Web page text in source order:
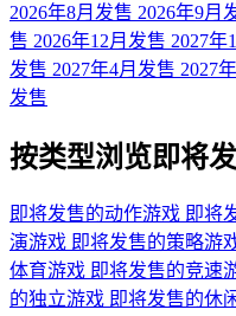
2026年8月发售 2026年9月
售 2026年12月发售 2027年
发售 2027年4月发售 2027
发售
按类型浏览即将
即将发售的动作游戏 即将
演游戏 即将发售的策略游
体育游戏 即将发售的竞速
的独立游戏 即将发售的休